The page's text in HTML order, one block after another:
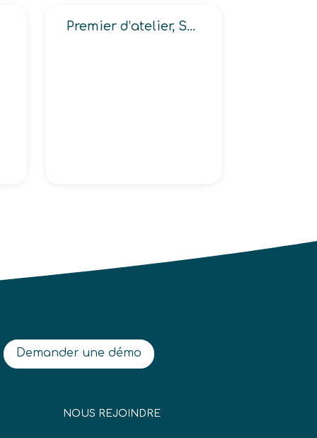
Premier d’atelier, Second d’atelier
Demander une démo
NOUS REJOINDRE